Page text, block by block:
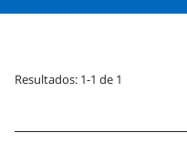
Resultados: 1-1 de 1